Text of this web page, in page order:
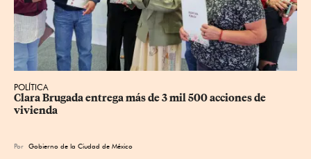
POLÍTICA
Clara Brugada entrega más de 3 mil 500 acciones de
vivienda
Por Gobierno de la Ciudad de México